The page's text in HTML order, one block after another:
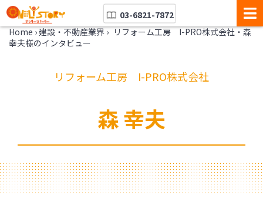
03-6821-7872
Home ›建設・不動産業界 › リフォーム工房 I-PRO株式会社・森
幸夫様のインタビュー
リフォーム工房 I-PRO株式会社
森 幸夫